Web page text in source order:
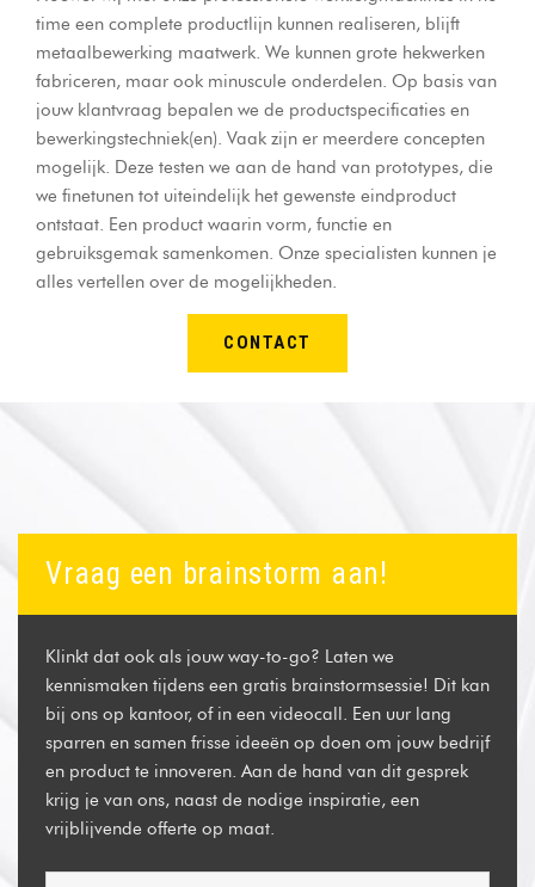
time een complete productlijn kunnen realiseren, blijft
metaalbewerking maatwerk. We kunnen grote hekwerken
fabriceren, maar ook minuscule onderdelen. Op basis van
jouw klantvraag bepalen we de productspecificaties en
bewerkingstechniek(en). Vaak zijn er meerdere concepten
mogelijk. Deze testen we aan de hand van prototypes, die
we finetunen tot uiteindelijk het gewenste eindproduct
ontstaat. Een product waarin vorm, functie en
gebruiksgemak samenkomen. Onze specialisten kunnen je
alles vertellen over de mogelijkheden.
CONTACT
Vraag een brainstorm aan!
Klinkt dat ook als jouw way-to-go? Laten we
kennismaken tijdens een gratis brainstormsessie! Dit kan
bij ons op kantoor, of in een videocall. Een uur lang
sparren en samen frisse ideeën op doen om jouw bedrijf
en product te innoveren. Aan de hand van dit gesprek
krijg je van ons, naast de nodige inspiratie, een
vrijblijvende offerte op maat.